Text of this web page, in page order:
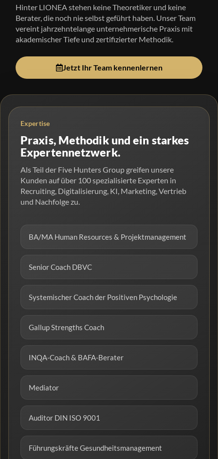
Hinter LIONEA stehen keine Theoretiker und keine
Berater, die noch nie selbst geführt haben. Unser Team
vereint jahrzehntelange unternehmerische Praxis mit
akademischer Tiefe und zertifizierter Methodik.
Jetzt Ihr Team kennenlernen
Expertise
Praxis, Methodik und ein starkes
Expertennetzwerk.
Als Teil der Five Hunters Group greifen unsere
Kunden auf über 100 spezialisierte Experten in
Recruiting, Digitalisierung, KI, Marketing, Vertrieb
und Nachfolge zu.
BA/MA Human Resources & Projektmanagement
Senior Coach DBVC
Systemischer Coach der Positiven Psychologie
Gallup Strengths Coach
INQA-Coach & BAFA-Berater
Mediator
Auditor DIN ISO 9001
Führungskräfte Gesundheitsmanagement